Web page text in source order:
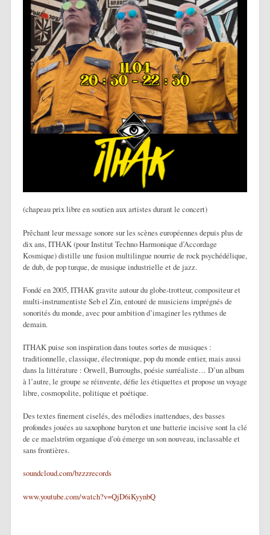
(chapeau prix libre en soutien aux artistes durant le concert)
Prêchant leur message sonore sur les scènes européennes depuis plus de
dix ans, ITHAK (pour Institut Techno Harmonique d’Accordage
Kosmique) distille une fusion multilingue nourrie de rock psychédélique,
de dub, de pop turque, de musique industrielle et de jazz.
Fondé en 2005, ITHAK gravite autour du globe-trotteur, compositeur et
multi-instrumentiste Seb el Zin, entouré de musiciens imprégnés de
sonorités du monde, avec pour ambition d’imaginer les rythmes de
demain.
ITHAK puise son inspiration dans toutes sortes de musiques :
traditionnelle, classique, électronique, pop du monde entier, mais aussi
dans la littérature : Orwell, Burroughs, poésie surréaliste… D’un album
à l’autre, le groupe se réinvente, défie les étiquettes et propose un voyage
libre, cosmopolite, politique et poétique.
Des textes finement ciselés, des mélodies inattendues, des basses
profondes jouées au saxophone baryton et une batterie incisive sont la clé
de ce maelström organique d’où émerge un son nouveau, inclassable et
sans frontières.
soundcloud.com/bzzzrecords
www.youtube.com/watch?v=QjD6iKyynbQ